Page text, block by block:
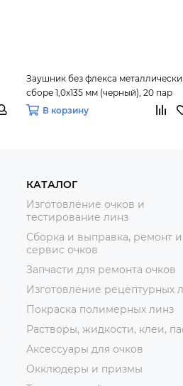
Заушник без флекса
сборе 1,0х135 мм (черный), 20 пар
В корзину
КАТАЛОГ
Изготовление очков и
тестирование линз
Сборка и выправка, ремонт и
сервис очков
Запчасти для ремонта очков
Изготовление рецептурных
Покраска полимерных линз
Растворы, жидкости, клеи,
Аксессуары для очков
Окклюдеры и призмы